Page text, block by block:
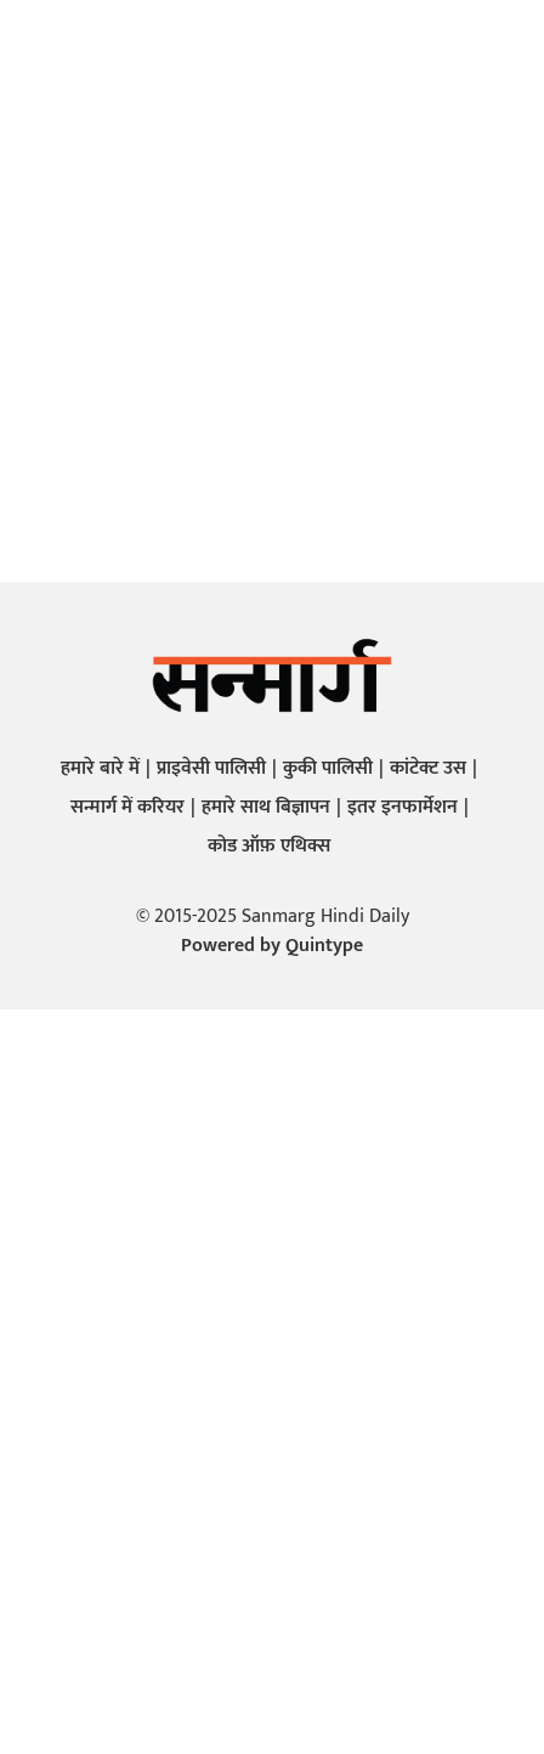
हमारे बारे में प्राइवेसी पालिसी कुकी पालिसी कांटेक्ट उस
सन्मार्ग में करियर हमारे साथ बिज्ञापन इतर इनफार्मेशन
कोड ऑफ़ एथिक्स
© 2015-2025 Sanmarg Hindi Daily
Powered byQuintype